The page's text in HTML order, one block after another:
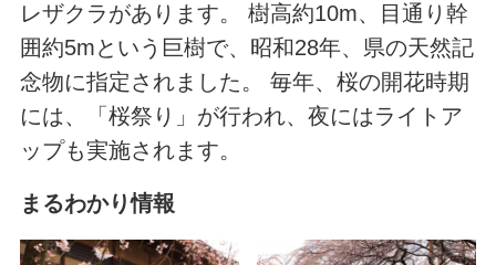
レザクラがあります。 樹高約10m、目通り幹
囲約5mという巨樹で、昭和28年、県の天然記
念物に指定されました。 毎年、桜の開花時期
には、「桜祭り」が行われ、夜にはライトア
ップも実施されます。
まるわかり情報